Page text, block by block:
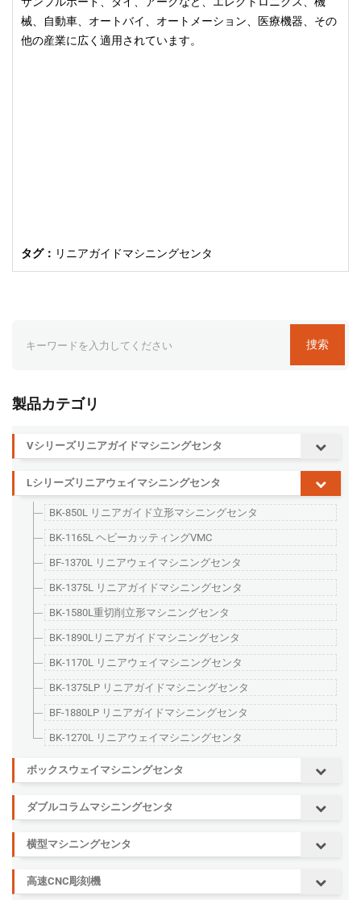
械、自動車、オートバイ、オートメーション、医療機器、その
他の産業に広く適用されています。
タグ： リニアガイドマシニングセンタ
捜索
製品カテゴリ
Vシリーズリニアガイドマシニングセンタ
Lシリーズリニアウェイマシニングセンタ
BK-850L リニアガイド立形マシニングセンタ
BK-1165L ヘビーカッティングVMC
BF-1370L リニアウェイマシニングセンタ
BK-1375L リニアガイドマシニングセンタ
BK-1580L重切削立形マシニングセンタ
BK-1890Lリニアガイドマシニングセンタ
BK-1170L リニアウェイマシニングセンタ
BK-1375LP リニアガイドマシニングセンタ
BF-1880LP リニアガイドマシニングセンタ
BK-1270L リニアウェイマシニングセンタ
ボックスウェイマシニングセンタ
ダブルコラムマシニングセンタ
横型マシニングセンタ
高速CNC彫刻機